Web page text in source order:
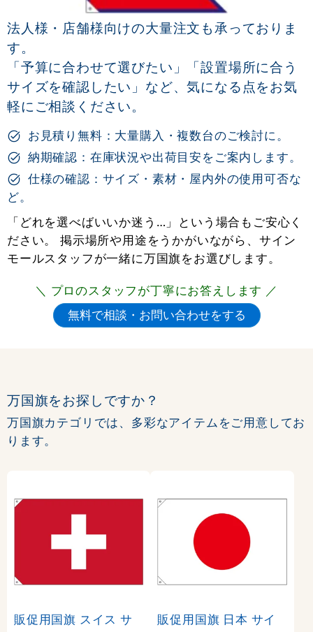
法人様・店舗様向けの大量注文も承っておりま
す。
「予算に合わせて選びたい」「設置場所に合う
サイズを確認したい」など、気になる点をお気
軽にご相談ください。
お見積り無料：大量購入・複数台のご検討に。
納期確認：在庫状況や出荷目安をご案内します。
仕様の確認：サイズ・素材・屋内外の使用可否な
ど。
「どれを選べばいいか迷う…」という場合もご安心く
ださい。 掲示場所や用途をうかがいながら、サイン
モールスタッフが一緒に万国旗をお選びします。
＼ プロのスタッフが丁寧にお答えします ／
万国旗をお探しですか？
万国旗カテゴリでは、多彩なアイテムをご用意してお
ります。
販促用国旗 スイス サ
販促用国旗 日本 サイ